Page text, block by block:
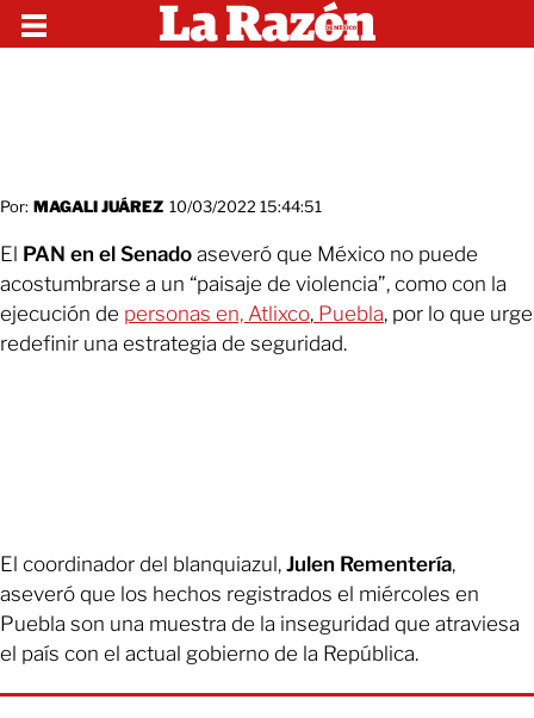
Por: MAGALI JUÁREZ 10/03/2022 15:44:51
El PAN en el Senado aseveró que México no puede
acostumbrarse a un “paisaje de violencia”, como con la
ejecución de personas en, Atlixco, Puebla, por lo que urge
redefinir una estrategia de seguridad.
El coordinador del blanquiazul, Julen Rementería,
aseveró que los hechos registrados el miércoles en
Puebla son una muestra de la inseguridad que atraviesa
el país con el actual gobierno de la República.